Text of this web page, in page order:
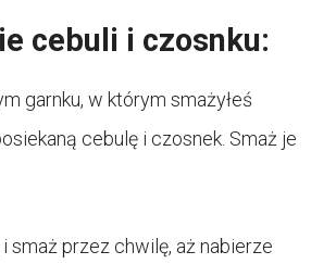
cebuli i czosnku:
garnku, w którym smażyłeś
cebulę i czosnek. Smaż je
smaż przez chwilę, aż nabierze